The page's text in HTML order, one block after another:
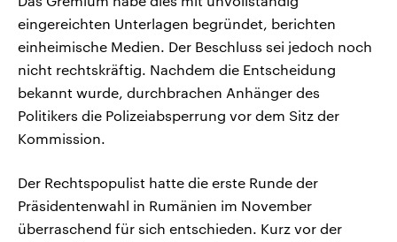
eingereichten Unterlagen begründet, berichten
einheimische Medien. Der Beschluss sei jedoch noch
nicht rechtskräftig. Nachdem die Entscheidung
bekannt wurde, durchbrachen Anhänger des
Politikers die Polizeiabsperrung vor dem Sitz der
Kommission.
Der Rechtspopulist hatte die erste Runde der
Präsidentenwahl in Rumänien im November
überraschend für sich entschieden. Kurz vor der